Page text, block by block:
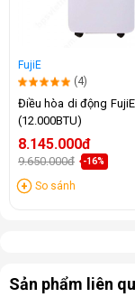
FujiE
(4)
Điều hòa di động FujiE
(12.000BTU)
8.145.000đ
9.650.000đ -16%
So sánh
Sản phẩm liên